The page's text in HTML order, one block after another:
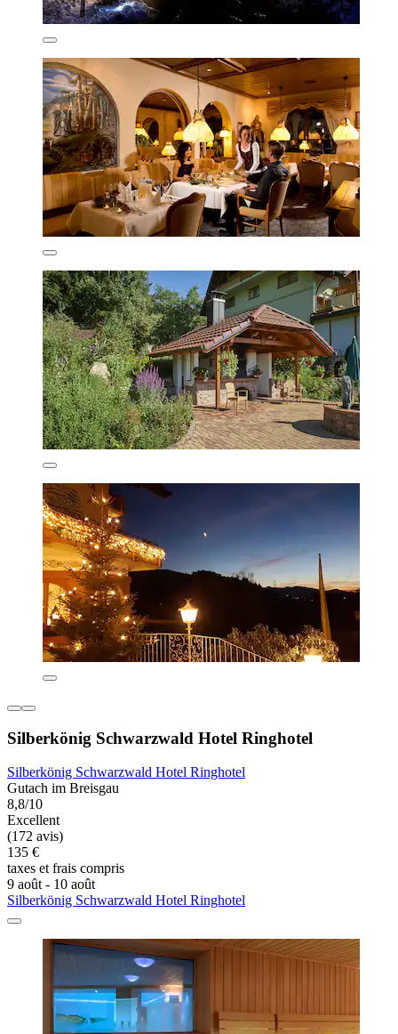
Silberkönig Schwarzwald Hotel Ringhotel
Silberkönig Schwarzwald Hotel Ringhotel
Gutach im Breisgau
8,8/10
Excellent
(172 avis)
135 €
taxes et frais compris
9 août - 10 août
Silberkönig Schwarzwald Hotel Ringhotel